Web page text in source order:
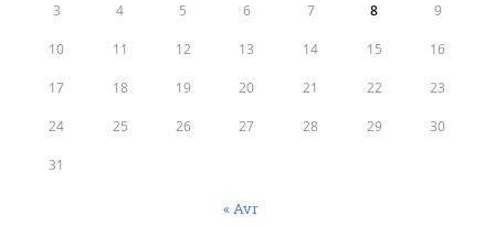
3 4 5 6 7 8 9
10 11 12 13 14 15 16
17 18 19 20 21 22 23
24 25 26 27 28 29 30
31
« Avr